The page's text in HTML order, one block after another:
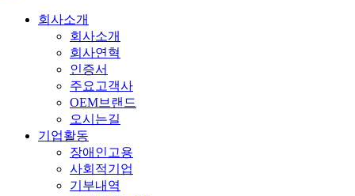
회사소개
회사소개
회사연혁
인증서
주요고객사
OEM브랜드
오시는길
기업활동
장애인고용
사회적기업
기부내역